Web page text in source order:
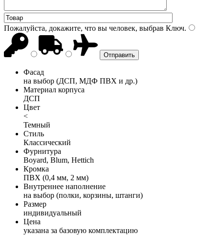
Пожалуйста, докажите, что вы человек, выбрав Ключ.
Фасад
на выбор (ДСП, МДФ ПВХ и др.)
Материал корпуса
ДСП
Цвет
<
Темный
Стиль
Классический
Фурнитура
Boyard, Blum, Hettich
Кромка
ПВХ (0,4 мм, 2 мм)
Внутреннее наполнение
на выбор (полки, корзины, штанги)
Размер
индивидуальный
Цена
указана за базовую комплектацию